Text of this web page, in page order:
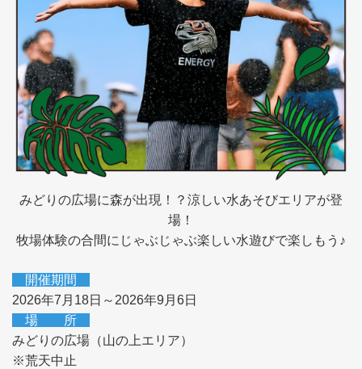
みどりの広場に森が出現！？涼しい水あそびエリアが登
場！
牧場体験の合間にじゃぶじゃぶ楽しい水遊びで楽しもう♪
開催期間
2026年7月18日～2026年9月6日
場 所
みどりの広場（山の上エリア）
※荒天中止